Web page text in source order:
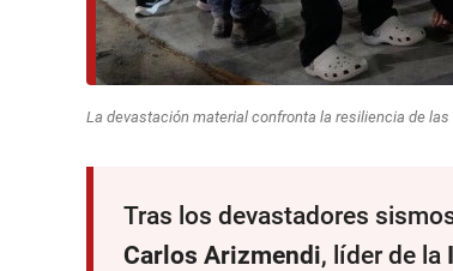
La devastación material confronta la resiliencia de
Tras los devastadores
Carlos Arizmendi, líder de la